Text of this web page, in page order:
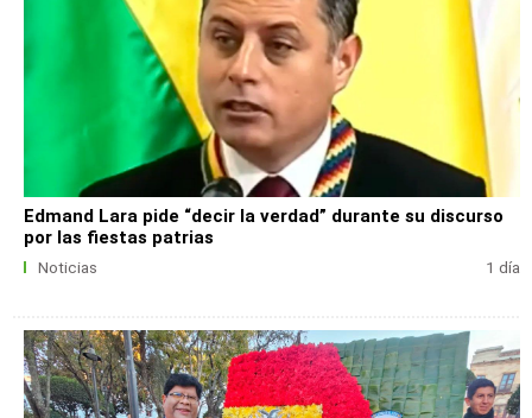
Edmand Lara pide “decir la verdad” durante su discurso
por las fiestas patrias
Noticias 1 día